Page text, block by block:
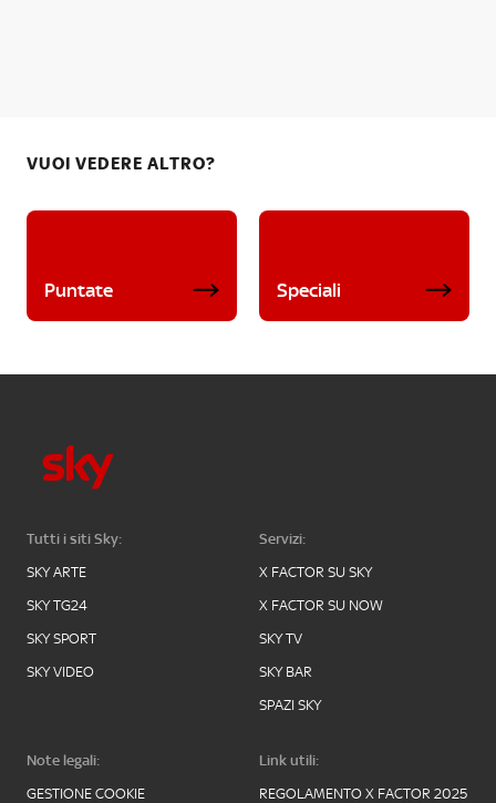
VUOI VEDERE ALTRO?
Puntate Speciali
Tutti i siti Sky:
SKY ARTE
SKY TG24
SKY SPORT
SKY VIDEO
Servizi:
X FACTOR SU SKY
X FACTOR SU NOW
SKY TV
SKY BAR
SPAZI SKY
Note legali:
GESTIONE COOKIE
Link utili:
REGOLAMENTO X FACTOR 2025